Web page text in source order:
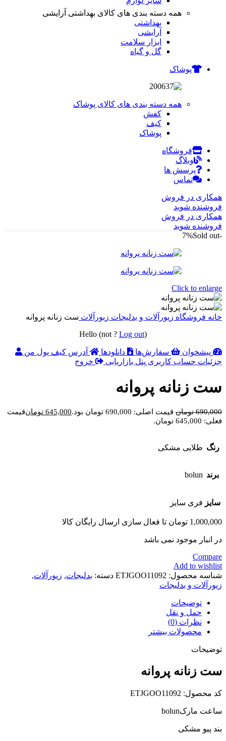
همه دسته بندی های کالای بهداشتی آرایشی
بهداشتی
آرایشی
ابزار سلامت
گل و گیاه
پوشاک
همه دسته بندی های کالای پوشاک
کفش
کیف
پوشاک
فروشگاه
وبلاگ
پرسش ها
تماس
همکاری در فروش
فروشنده شوید
همکاری در فروش
فروشنده شوید
-7%
Sold out
Click to enlarge
خانه فروشگاه زیورآلات و بدلیجات زیورآلات ست زنانه پروانه
Hello (not ? Log out)
پیشخوان سفارش‌ها دانلودها آدرس کیف پول من
جزئیات حساب کاربری پنل بازاریابی خروج
ست زنانه پروانه
690,000 تومان قیمت اصلی: 690,000 تومان بود. 645,000 تومانقیمت
فعلی: 645,000 تومان.
رنگ طلایی مشکی
برند bolun
سایز فری سایز
1,000,000 تومان تا فعال سازی ارسال رایگان کالا
در انبار موجود نمی باشد
Compare
Add to wishlist
شناسه محصول: ETJGOO11092 دسته: بدلیجات, زیورآلات,
زیورآلات و بدلیجات
توضیحات
حمل و نقل
نظرات (0)
محصولات بیشتر
توضیحات
ست زنانه پروانه
کد محصول: ETJGOO11092
ساعت مارکbolun
بند پیو مشکی